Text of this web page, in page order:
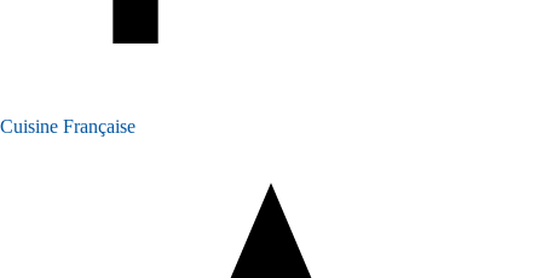
Cuisine Française